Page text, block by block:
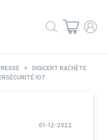
> DIGICERT RACHÈTE
IOT
01-12-2022